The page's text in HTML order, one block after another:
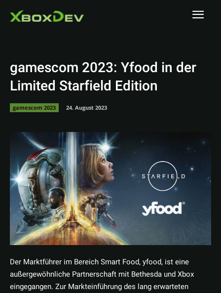
gamescom 2023: Yfood in der
Limited Starfield Edition
gamescom 2023 24. August 2023
Der Marktführer im Bereich Smart Food, yfood, ist eine
außergewöhnliche Partnerschaft mit Bethesda und Xbox
eingegangen. Zur Markteinführung des lang erwarteten